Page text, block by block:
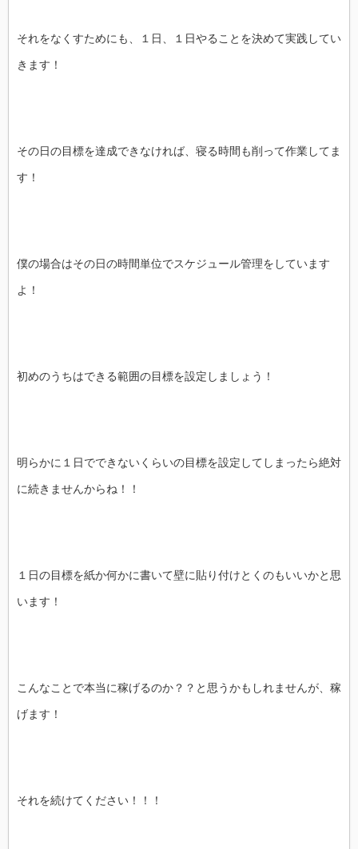
それをなくすためにも、１日、１日やることを決めて実践してい
きます！
その日の目標を達成できなければ、寝る時間も削って作業してま
す！
僕の場合はその日の時間単位でスケジュール管理をしています
よ！
初めのうちはできる範囲の目標を設定しましょう！
明らかに１日でできないくらいの目標を設定してしまったら絶対
に続きませんからね！！
１日の目標を紙か何かに書いて壁に貼り付けとくのもいいかと思
います！
こんなことで本当に稼げるのか？？と思うかもしれませんが、稼
げます！
それを続けてください！！！